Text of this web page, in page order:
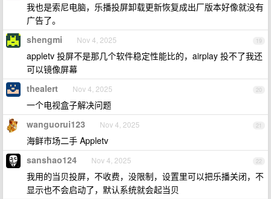
我也是索尼电脑，乐播投屏卸载更新恢复成出厂版本好像就没有
广告了。
19
shengmi Nov 4, 2025
appletv 投屏不是那几个软件稳定性能比的，airplay 投不了我还
可以镜像屏幕
20
thealert Nov 4, 2025
一个电视盒子解决问题
21
wanguorui123 Nov 4, 2025
海鲜市场二手 Appletv
22
sanshao124 Nov 4, 2025
我用的当贝投屏，不收费，没限制，设置里可以把乐播关闭，不
显示也不会启动了，默认系统就会起当贝